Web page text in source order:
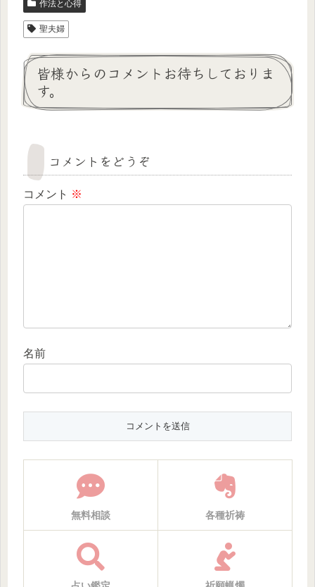
作法と心得
聖夫婦
皆様からのコメントお待ちしておりま
す。
コメントをどうぞ
コメント ※
名前
無料相談 各種祈祷